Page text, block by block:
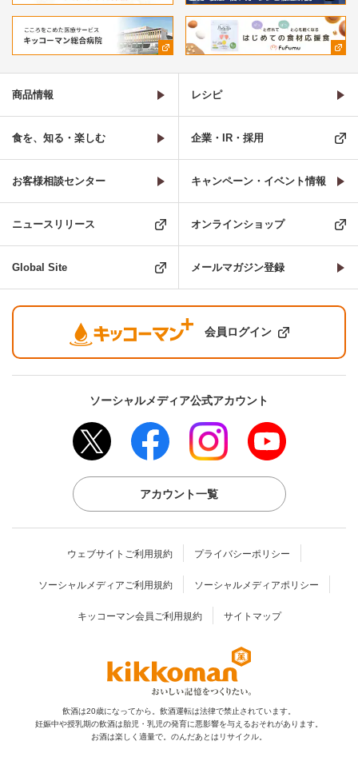
商品情報 レシピ
食を、知る・楽しむ 企業・IR・採用
お客様相談センター キャンペーン・イベント情報
ニュースリリース オンラインショップ
Global Site メールマガジン登録
会員ログイン
ソーシャルメディア公式アカウント
アカウント一覧
ウェブサイトご利用規約 プライバシーポリシー
ソーシャルメディアご利用規約 ソーシャルメディアポリシー
キッコーマン会員ご利用規約 サイトマップ
飲酒は20歳になってから。飲酒運転は法律で禁止されています。
妊娠中や授乳期の飲酒は胎児・乳児の発育に悪影響を与えるおそれがあります。
お酒は楽しく適量で。のんだあとはリサイクル。